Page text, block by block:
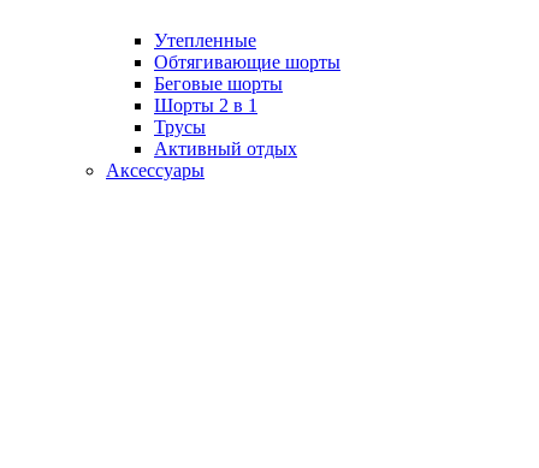
Утепленные
Обтягивающие шорты
Беговые шорты
Шорты 2 в 1
Трусы
Активный отдых
Аксессуары